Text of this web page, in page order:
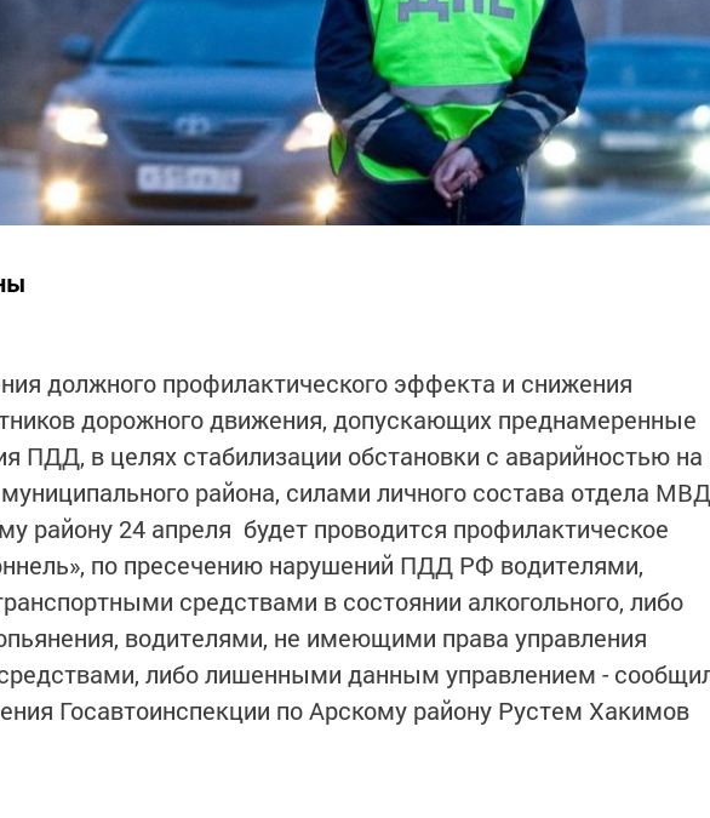
должного профилактического эффекта и снижения
дорожного движения, допускающих преднамеренные
ПДД, в целях стабилизации обстановки с аварийностью на
района, силами личного состава отдела МВД
району 24 апреля будет проводится профилактическое
по пресечению нарушений ПДД РФ водителями,
средствами в состоянии алкогольного, либо
водителями, не имеющими права управления
либо лишенными данным управлением -
Госавтоинспекции по Арскому району Рустем Хакимов